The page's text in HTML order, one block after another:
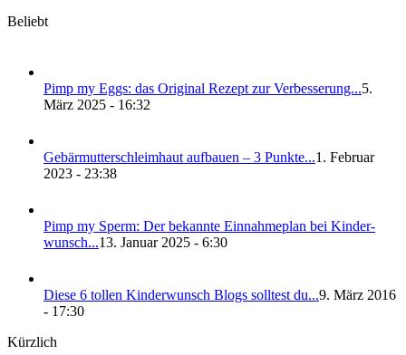
Beliebt
Pimp my Eggs: das Ori­gi­nal Rezept zur Ver­bes­se­rung...5.
März 2025 - 16:32
Gebär­mut­ter­schleim­haut auf­bau­en – 3 Punk­te...1. Februar
2023 - 23:38
Pimp my Sperm: Der bekann­te Ein­nah­me­plan bei Kin­der­
wunsch...13. Januar 2025 - 6:30
Die­se 6 tol­len Kin­der­wunsch Blogs soll­test du...9. März 2016
- 17:30
Kürzlich